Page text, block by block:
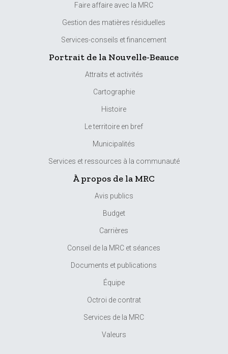
Faire affaire avec la MRC
Gestion des matières résiduelles
Services-conseils et financement
Portrait de la Nouvelle-Beauce
Attraits et activités
Cartographie
Histoire
Le territoire en bref
Municipalités
Services et ressources à la communauté
À propos de la MRC
Avis publics
Budget
Carrières
Conseil de la MRC et séances
Documents et publications
Équipe
Octroi de contrat
Services de la MRC
Valeurs